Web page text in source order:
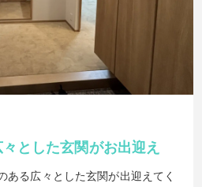
とした玄関がお出迎え
ある広々とした玄関が出迎えてく